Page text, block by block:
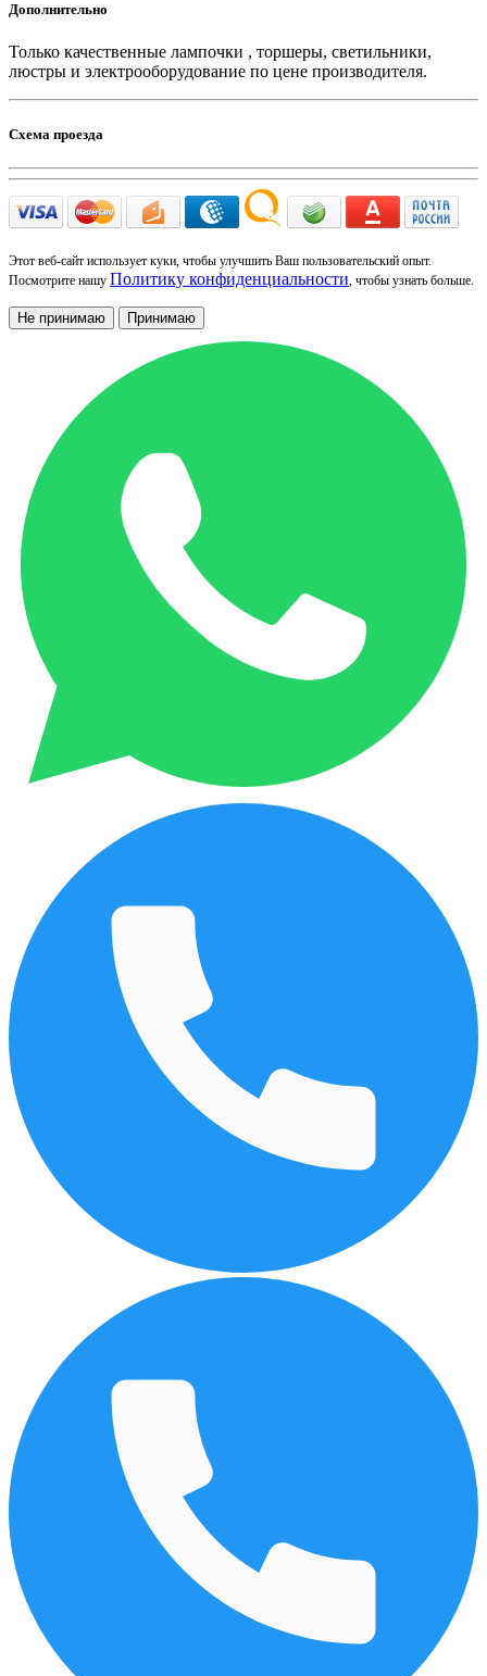
Дополнительно
Только качественные лампочки , торшеры, светильники,
люстры и электрооборудование по цене производителя.
Схема проезда
Этот веб-сайт использует куки, чтобы улучшить Ваш пользовательский опыт.
Посмотрите нашу Политику конфиденциальности, чтобы узнать больше.
Не принимаю Принимаю